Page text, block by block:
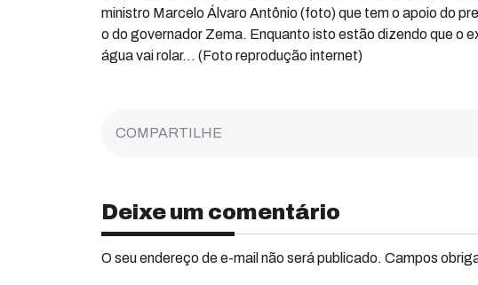
ministro Marcelo Álvaro Antônio (foto) que tem o apoio do
o do governador Zema. Enquanto isto estão dizendo que o
água vai rolar… (Foto reprodução internet)
COMPARTILHE
Deixe um comentário
O seu endereço de e-mail não será publicado. Campos